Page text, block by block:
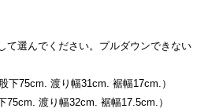
て選んでください。プルダウンできない
下75cm. 渡り幅31cm. 裾幅17cm.）
渡り幅32cm. 裾幅17.5cm.）